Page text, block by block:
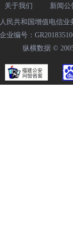
关于我们 新闻公
人民共和国增值电信
业编号：
纵横数据 ©